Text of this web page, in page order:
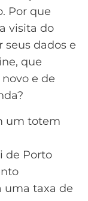
Por que
visita do
seus dados e
que
e de
um totem
de Porto
uma taxa de